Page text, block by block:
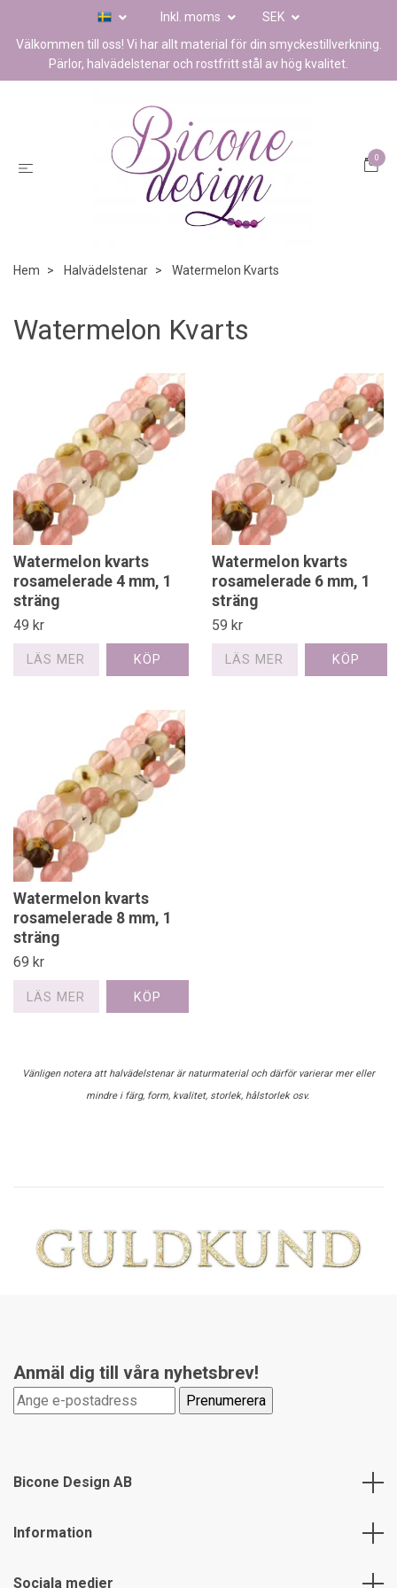
Inkl. moms
SEK
Välkommen till oss! Vi har allt material för din smyckestillverkning.
Pärlor, halvädelstenar och rostfritt stål av hög kvalitet.
0
Hem Halvädelstenar Watermelon Kvarts
Watermelon Kvarts
Watermelon kvarts
rosamelerade 4 mm, 1
sträng
49 kr
LÄS MER
Watermelon kvarts
rosamelerade 6 mm, 1
sträng
59 kr
LÄS MER
Watermelon kvarts
rosamelerade 8 mm, 1
sträng
69 kr
LÄS MER
Vänligen notera att halvädelstenar är naturmaterial och därför varierar mer eller
mindre i färg, form, kvalitet, storlek, hålstorlek osv.
Anmäl dig till våra nyhetsbrev!
Bicone Design AB
Information
Sociala medier